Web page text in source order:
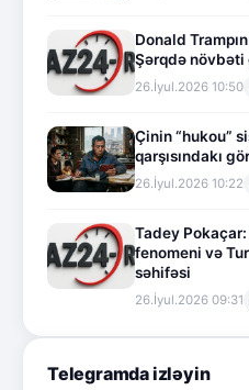
Donald
Şərqdə
26.İyul.2026 10:50
Çinin “hukou”
qarşısındakı
26.İyul.2026 10:22
Tadey Pokaçar:
fenomeni və
səhifəsi
26.İyul.2026 09:31
Telegramda izləyin